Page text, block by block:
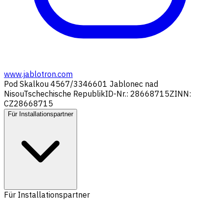
www.jablotron.com
Pod Skalkou 4567/3346601 Jablonec nad
NisouTschechische RepublikID-Nr.: 28668715ZINN:
CZ28668715
Für Installationspartner
Für Installationspartner